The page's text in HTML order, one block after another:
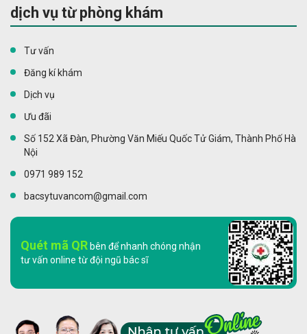
dịch vụ từ phòng khám
Tư vấn
Đăng kí khám
Dịch vụ
Ưu đãi
Số 152 Xã Đàn, Phường Văn Miếu Quốc Tử Giám, Thành Phố Hà
Nội
0971 989 152
bacsytuvancom@gmail.com
Quét mã QR bên để nhanh chóng nhận
tư vấn online từ đội ngũ bác sĩ